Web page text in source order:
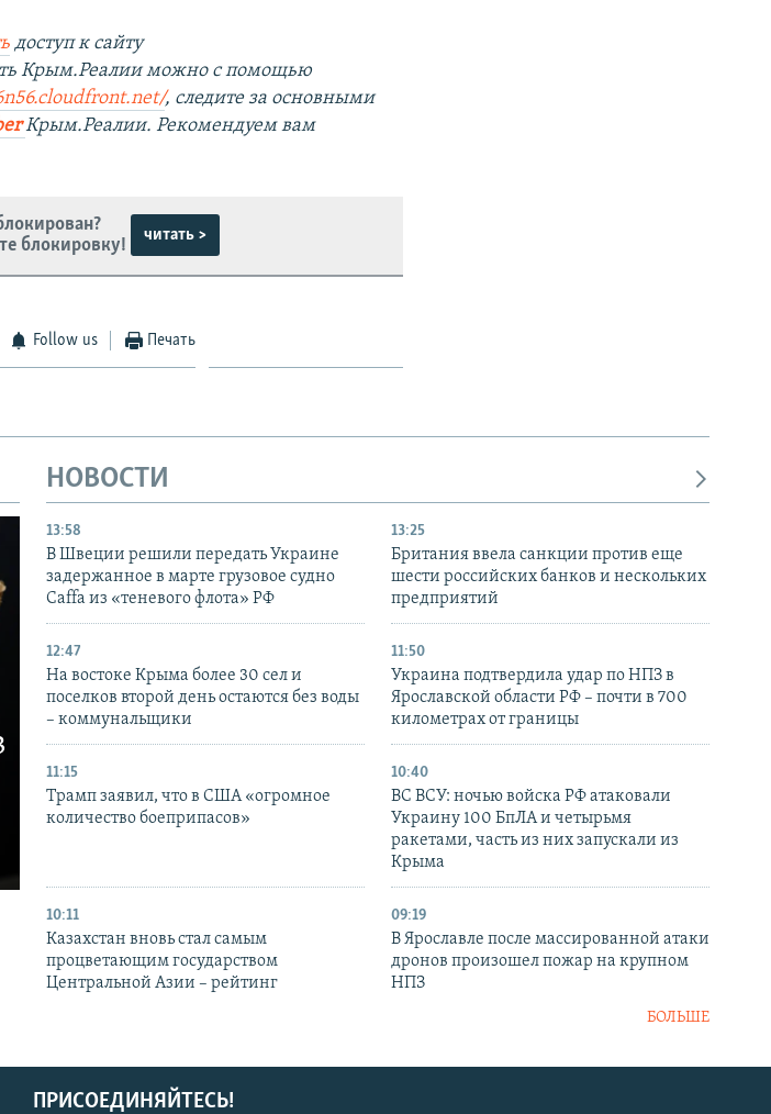
доступ к сайту
Крым.Реалии можно с помощью
, следите за основными
Крым.Реалии. Рекомендуем вам
блокировку!
читать >
Follow us Печать
НОВОСТИ
13:58
В Швеции решили передать Украине
задержанное в марте грузовое судно
Caffa из «теневого флота» РФ
13:25
Британия ввела санкции против еще
шести российских банков и нескольких
предприятий
12:47
На востоке Крыма более 30 сел и
поселков второй день остаются без воды
– коммунальщики
11:50
Украина подтвердила удар по НПЗ в
Ярославской области РФ – почти в 700
километрах от границы
11:15
Трамп заявил, что в США «огромное
количество боеприпасов»
10:40
ВС ВСУ: ночью войска РФ атаковали
Украину 100 БпЛА и четырьмя
ракетами, часть из них запускали из
Крыма
10:11
Казахстан вновь стал самым
процветающим государством
Центральной Азии – рейтинг
09:19
В Ярославле после массированной атаки
дронов произошел пожар на крупном
НПЗ
БОЛЬШЕ
ПРИСОЕДИНЯЙТЕСЬ!